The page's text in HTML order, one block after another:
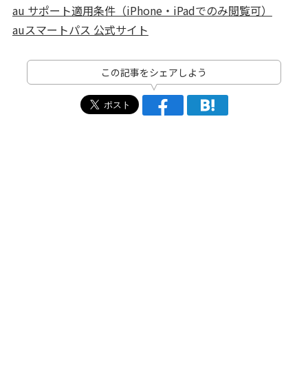
au サポート適用条件（iPhone・iPadでのみ閲覧可）
auスマートパス 公式サイト
この記事をシェアしよう